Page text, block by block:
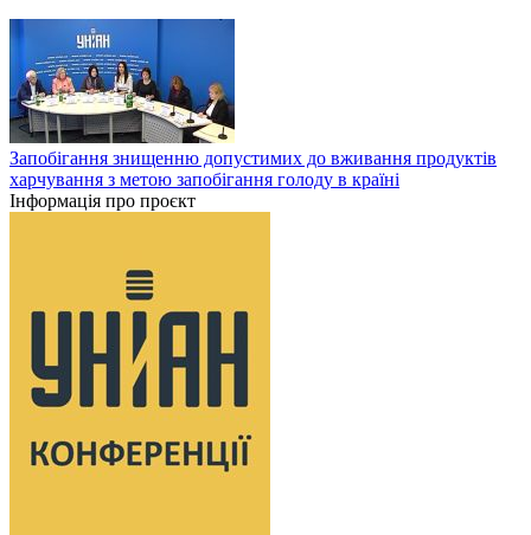
Запобігання знищенню допустимих до вживання продуктів
харчування з метою запобігання голоду в країні
Інформація про проєкт